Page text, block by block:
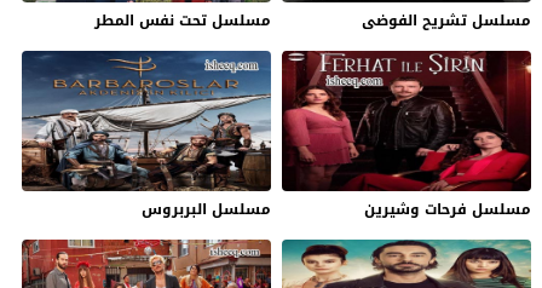
مسلسل تشريح الفوضى مسلسل تحت نفس المطر
مسلسل فرحات وشيرين مسلسل البربروس